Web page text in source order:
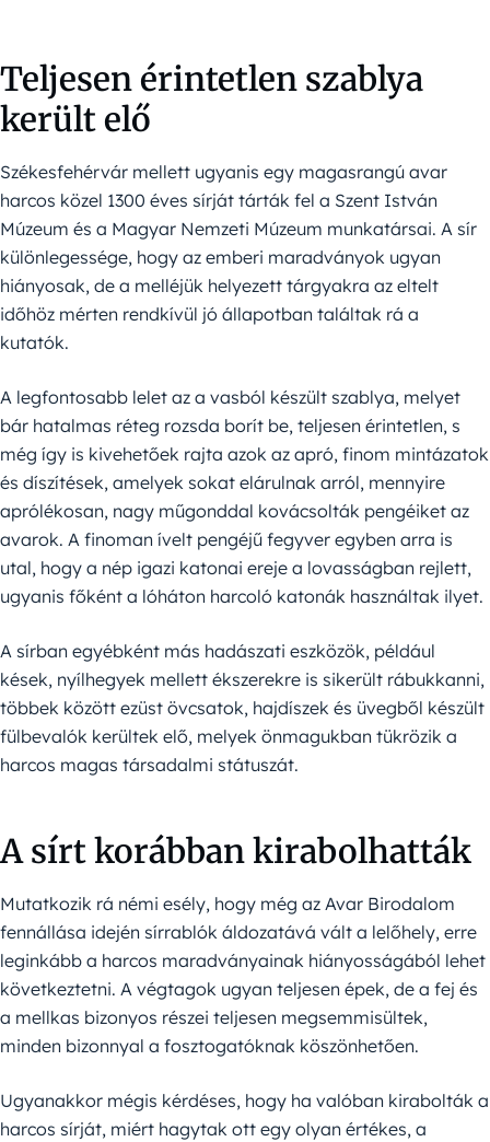
Teljesen érintetlen szablya
került elő
Székesfehérvár mellett ugyanis egy magasrangú avar
harcos közel 1300 éves sírját tárták fel a Szent István
Múzeum és a Magyar Nemzeti Múzeum munkatársai. A sír
különlegessége, hogy az emberi maradványok ugyan
hiányosak, de a melléjük helyezett tárgyakra az eltelt
időhöz mérten rendkívül jó állapotban találtak rá a
kutatók.
A legfontosabb lelet az a vasból készült szablya, melyet
bár hatalmas réteg rozsda borít be, teljesen érintetlen, s
még így is kivehetőek rajta azok az apró, finom mintázatok
és díszítések, amelyek sokat elárulnak arról, mennyire
aprólékosan, nagy műgonddal kovácsolták pengéiket az
avarok. A finoman ívelt pengéjű fegyver egyben arra is
utal, hogy a nép igazi katonai ereje a lovasságban rejlett,
ugyanis főként a lóháton harcoló katonák használtak ilyet.
A sírban egyébként más hadászati eszközök, például
kések, nyílhegyek mellett ékszerekre is sikerült rábukkanni,
többek között ezüst övcsatok, hajdíszek és üvegből készült
fülbevalók kerültek elő, melyek önmagukban tükrözik a
harcos magas társadalmi státuszát.
A sírt korábban kirabolhatták
Mutatkozik rá némi esély, hogy még az Avar Birodalom
fennállása idején sírrablók áldozatává vált a lelőhely, erre
leginkább a harcos maradványainak hiányosságából lehet
következtetni. A végtagok ugyan teljesen épek, de a fej és
a mellkas bizonyos részei teljesen megsemmisültek,
minden bizonnyal a fosztogatóknak köszönhetően.
Ugyanakkor mégis kérdéses, hogy ha valóban kirabolták a
harcos sírját, miért hagytak ott egy olyan értékes, a